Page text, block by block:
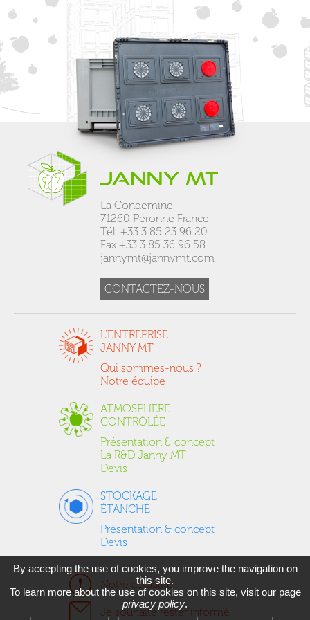
La Condemine
71260 Péronne France
Tél. +33 3 85 23 96 20
Fax +33 3 85 36 96 58
jannymt@jannymt.com
CONTACTEZ-NOUS
L'ENTREPRISE
JANNY MT
Qui sommes-nous ?
Notre équipe
ATMOSPHÈRE
CONTRÔLÉE
Présentation & concept
La R&D Janny MT
Devis
STOCKAGE
ÉTANCHE
Présentation & concept
Devis
Notre actualité
Je souhaite rester informé
By accepting the use of cookies, you improve the navigation on
this site.
To learn more about the use of cookies on this site, visit our page
privacy policy.